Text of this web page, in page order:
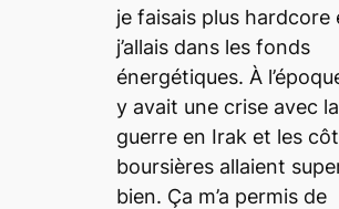
je faisais plus hardcore
j’allais dans les fonds
énergétiques. À
y avait une crise avec la
guerre en Irak et les
boursières allaient
bien. Ça m’a permis de